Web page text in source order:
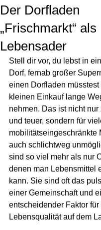
Der Dorfladen
„Frischmarkt“ als
Lebensader
Stell dir vor, du lebst in
Dorf, fernab großer
einen Dorfladen müsstest
kleinen Einkauf lange
nehmen. Das ist nicht nur
und teuer, sondern für
mobilitätseingeschränkte
auch schlichtweg
sind so viel mehr als nur
denen man Lebensmittel
kann. Sie sind oft das
einer Gemeinschaft und
entscheidender Faktor für
Lebensqualität auf dem